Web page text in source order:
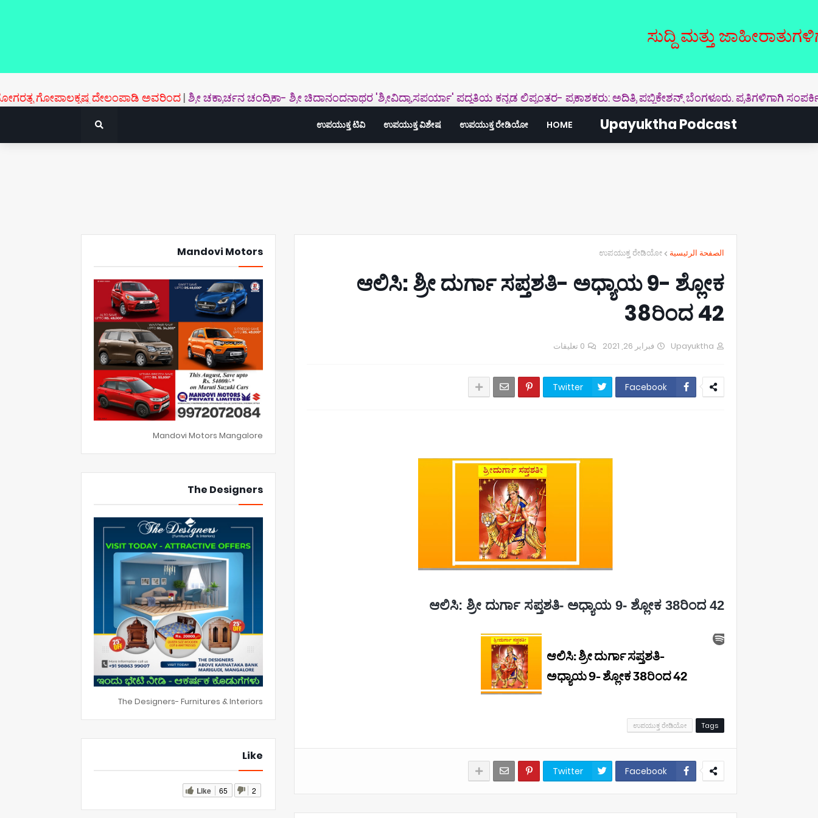
ಸುದ್ದಿ ಮತ್ತು ಜಾಹೀರಾತುಗಳಿಗಾಗಿ
ದೇಲಂಪಾಡಿ ಅವರಿಂದ|ಶ್ರೀ ಚಕ್ರಾರ್ಚನ ಚಂದ್ರಿಕಾ- ಶ್ರೀ ಚಿದಾನಂದನಾಥರ 'ಶ್ರೀವಿದ್ಯಾಸಪರ್ಯಾ' ಪದ್ಧತಿಯ ಕನ್ನಡ ಲಿಪ್ಯಂತರ- ಪ್ರಕಾಶಕರು: ಅದಿತ್ರಿ ಪಬ್ಲಿಕೇಶನ್ಸ್‌ ಬೆಂಗಳೂರು. ಪ್ರತಿಗಳಿಗಾಗಿ ಸಂಪರ್ಕಿಸಿ-
Upayuktha Podcast
HOME
ಉಪಯುಕ್ತ ರೇಡಿಯೋ
ಉಪಯುಕ್ತ ವಿಶೇಷ
ಉಪಯುಕ್ತ ಟಿವಿ
الصفحة الرئيسية ಉಪಯುಕ್ತ ರೇಡಿಯೋ
ಆಲಿಸಿ: ಶ್ರೀ ದುರ್ಗಾ ಸಪ್ತಶತಿ- ಅಧ್ಯಾಯ 9- ಶ್ಲೋಕ
38ರಿಂದ 42
Upayuktha فبراير 26, 2021 0 تعليقات
Facebook
Twitter
ಆಲಿಸಿ: ಶ್ರೀ ದುರ್ಗಾ ಸಪ್ತಶತಿ- ಅಧ್ಯಾಯ 9- ಶ್ಲೋಕ 38ರಿಂದ 42
Tags
ಉಪಯುಕ್ತ ರೇಡಿಯೋ
Facebook
Twitter
Mandovi Motors
Mandovi Motors Mangalore
The Designers
The Designers- Furnitures & Interiors
Like
Like 65 2